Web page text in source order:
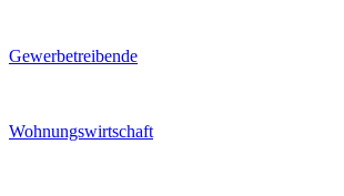
Gewerbetreibende
Wohnungswirtschaft